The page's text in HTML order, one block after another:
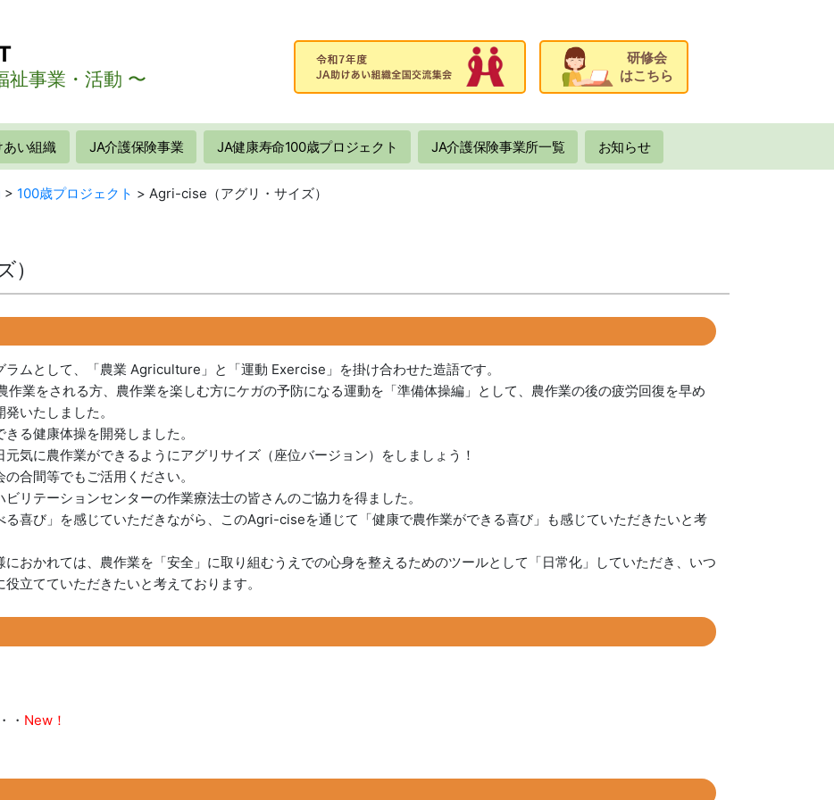
祉事業・活動 〜
研修会
はこちら
い組織 JA介護保険事業 JA健康寿命100歳プロジェクト JA介護保険事業所一覧 お知らせ
> 100歳プロジェクト > Agri-cise（アグリ・サイズ）
ラムとして、「農業 Agriculture」と「運動 Exercise」を掛け合わせた造語です。
作業をされる方、農作業を楽しむ方にケガの予防になる運動を「準備体操編」として、農作業の後の疲労回復を早め
いたしました。
る健康体操を開発しました。
気に農作業ができるようにアグリサイズ（座位バージョン）をしましょう！
合間等でもご活用ください。
リテーションセンターの作業療法士の皆さんのご協力を得ました。
喜び」を感じていただきながら、このAgri-ciseを通じて「健康で農作業ができる喜び」も感じていただきたいと考
おかれては、農作業を「安全」に取り組むうえでの心身を整えるためのツールとして「日常化」していただき、いつ
立てていただきたいと考えております。
・ New！